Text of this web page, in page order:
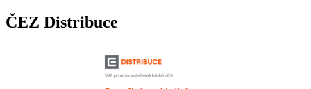
ČEZ Distribuce